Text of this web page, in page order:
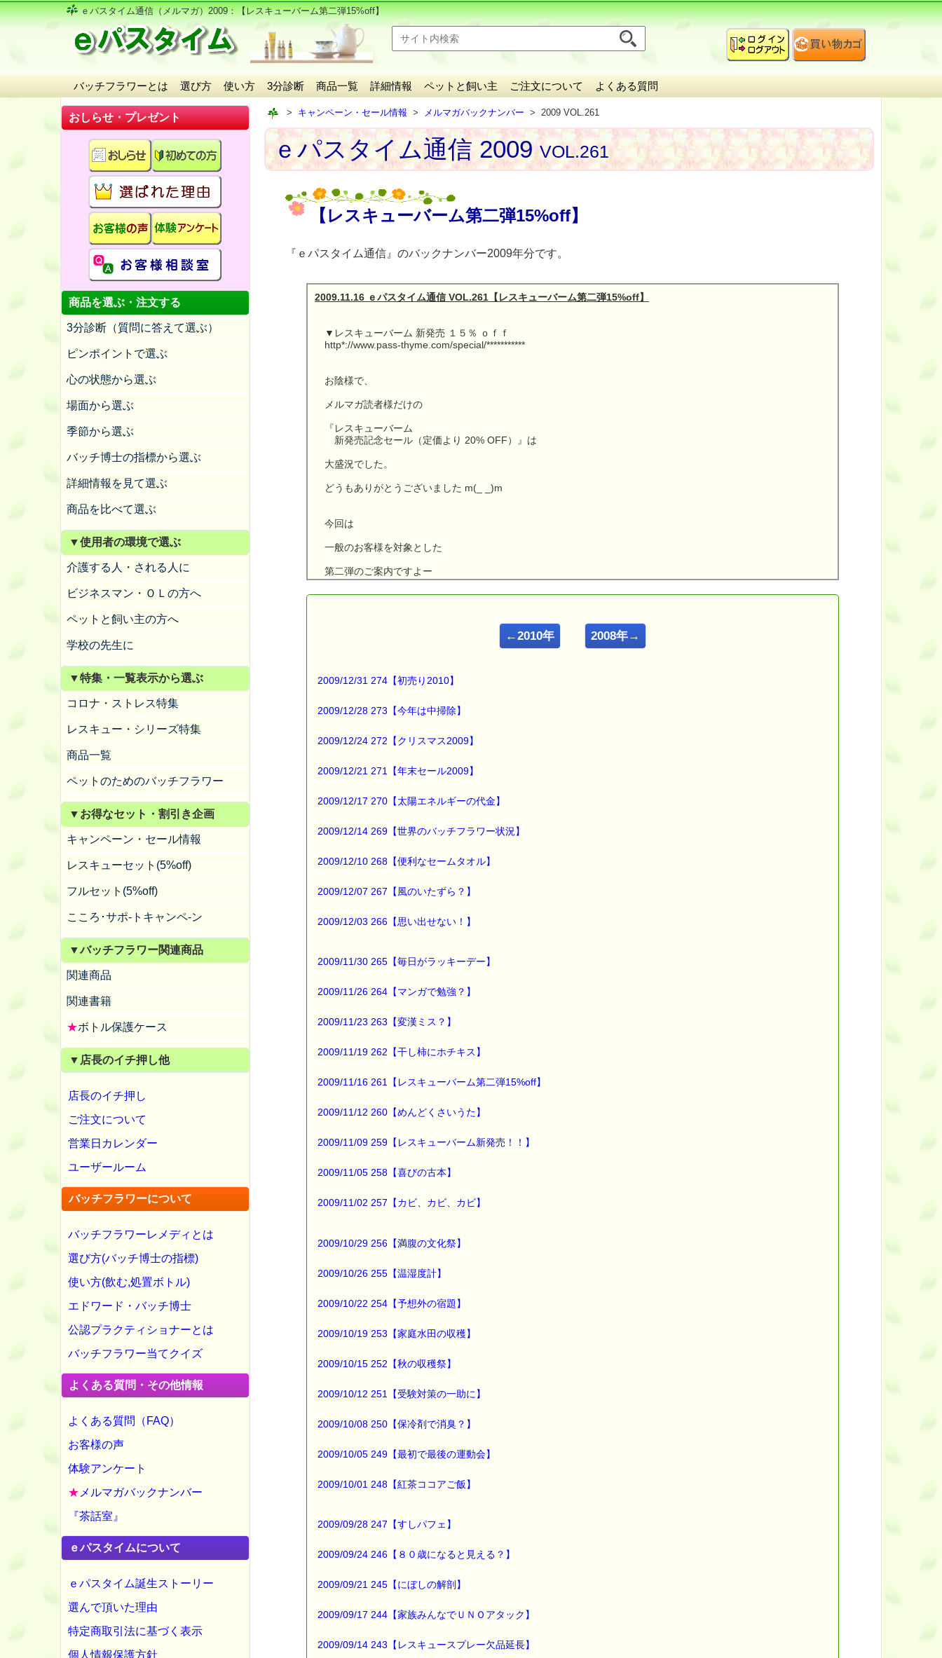
ｅパスタイム通信（メルマガ）2009：【レスキューバーム第二弾15%off】
バッチフラワーとは 選び方 使い方 3分診断 商品一覧 詳細情報 ペットと飼い主 ご注文について よくある質問
おしらせ・プレゼント
商品を選ぶ・注文する
3分診断（質問に答えて選ぶ）
ピンポイントで選ぶ
心の状態から選ぶ
場面から選ぶ
季節から選ぶ
バッチ博士の指標から選ぶ
詳細情報を見て選ぶ
商品を比べて選ぶ
▼使用者の環境で選ぶ
介護する人・される人に
ビジネスマン・ＯＬの方へ
ペットと飼い主の方へ
学校の先生に
▼特集・一覧表示から選ぶ
コロナ・ストレス特集
レスキュー・シリーズ特集
商品一覧
ペットのためのバッチフラワー
▼お得なセット・割引き企画
キャンペーン・セール情報
レスキューセット(5%off)
フルセット(5%off)
こころ･サポ-トキャンペ-ン
▼バッチフラワー関連商品
関連商品
関連書籍
★ボトル保護ケース
▼店長のイチ押し他
店長のイチ押し
ご注文について
営業日カレンダー
ユーザールーム
バッチフラワーについて
バッチフラワーレメディとは
選び方(バッチ博士の指標)
使い方(飲む,処置ボトル)
エドワード・バッチ博士
公認プラクティショナーとは
バッチフラワー当てクイズ
よくある質問・その他情報
よくある質問（FAQ）
お客様の声
体験アンケート
★ メルマガバックナンバー
『茶話室』
ｅパスタイムについて
ｅパスタイム誕生ストーリー
選んで頂いた理由
特定商取引法に基づく表示
個人情報保護方針
キャンペーン・セール情報 メルマガバックナンバー 2009 VOL.261
ｅパスタイム通信 2009VOL.261
【レスキューバーム第二弾15%off】
『ｅパスタイム通信』のバックナンバー2009年分です。
2009.11.16 ｅパスタイム通信 VOL.261【レスキューバーム第二弾15%off】
▼レスキューバーム 新発売 １５％ ｏｆｆ
http*://www.pass-thyme.com/special/***********
お陰様で、
メルマガ読者様だけの
『レスキューバーム
新発売記念セール（定価より 20% OFF）』は
大盛況でした。
どうもありがとうございました m(_ _)m
今回は
一般のお客様を対象とした
第二弾のご案内ですよー
━━━━━━━━━━━━━━━━━━━━━━━━━━━━━━━━━
━━━━━━━━━━━━━━━━━━━━━━━━━━━━━━━━━
11月15日で終了した
『新発売記念セール（定価より 20% OFF）』は
メルマガ読者の方にしか
お知らせしていないにもかかわらず
たくさんの方に
一般のお客様を対象とした
実施いたします。
レスキューバームは、
リップクリームで、
荒れたくちびるをしっとりとケアしますよー (^o^)
かみすぎて荒れた鼻の下に塗る
まさにこれからにぴったりのアイテム
寒い季節のお肌のケアに最適ですよー w(゜o゜)w
・乾燥や寒さ、ストレスでくちびるが荒れたとき
・鼻をかみすぎて、鼻の下が荒れたとき
しっとりと潤い（保湿）でケアしてくれます。
※使用法の目安：
適量を指先に取り、くちびるにやさしく塗ってください。
定価(1,680円)より 15% OFF の
1,430円（税込）
でのご提供です。
※使用期限は 2011年2月です。
どうかご了承くださいm(_ _)m
http*://www.pass-thyme.com/special/***********
以上
←2010年 2008年→
2009/12/31 274【初売り2010】
2009/12/28 273【今年は中掃除】
2009/12/24 272【クリスマス2009】
2009/12/21 271【年末セール2009】
2009/12/17 270【太陽エネルギーの代金】
2009/12/14 269【世界のバッチフラワー状況】
2009/12/10 268【便利なセームタオル】
2009/12/07 267【風のいたずら？】
2009/12/03 266【思い出せない！】
2009/11/30 265【毎日がラッキーデー】
2009/11/26 264【マンガで勉強？】
2009/11/23 263【変漢ミス？】
2009/11/19 262【干し柿にホチキス】
2009/11/16 261【レスキューバーム第二弾15%off】
2009/11/12 260【めんどくさいうた】
2009/11/09 259【レスキューバーム新発売！！】
2009/11/05 258【喜びの古本】
2009/11/02 257【カビ、カビ、カビ】
2009/10/29 256【満腹の文化祭】
2009/10/26 255【温湿度計】
2009/10/22 254【予想外の宿題】
2009/10/19 253【家庭水田の収穫】
2009/10/15 252【秋の収穫祭】
2009/10/12 251【受験対策の一助に】
2009/10/08 250【保冷剤で消臭？】
2009/10/05 249【最初で最後の運動会】
2009/10/01 248【紅茶ココアご飯】
2009/09/28 247【すしパフェ】
2009/09/24 246【８０歳になると見える？】
2009/09/21 245【にぼしの解剖】
2009/09/17 244【家族みんなでＵＮＯアタック】
2009/09/14 243【レスキュースプレー欠品延長】